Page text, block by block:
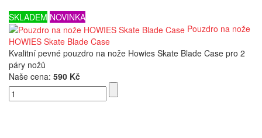
SKLADEM NOVINKA
Pouzdro na nože
HOWIES Skate Blade Case
Kvalitní pevné pouzdro na nože Howies Skate Blade Case pro 2
páry nožů
Naše cena: 590 Kč